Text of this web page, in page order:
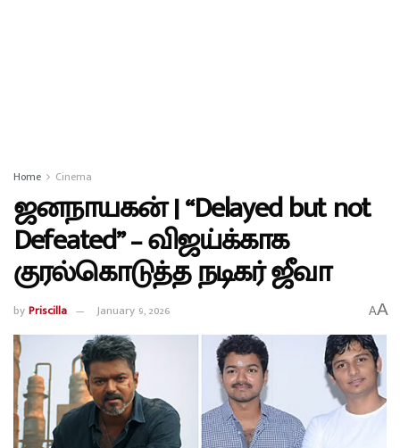
Home Cinema
ஜனநாயகன் | “Delayed but not
Defeated” – விஜய்க்காக
குரல்கொடுத்த நடிகர் ஜீவா
byPriscilla January 9, 2026 AA